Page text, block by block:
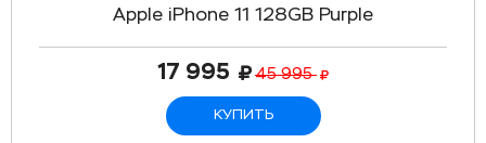
Apple iPhone 11 128GB Purple
17 995 45 995
КУПИТЬ